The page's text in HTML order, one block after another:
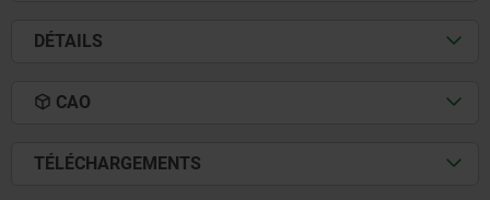
DÉTAILS
CAO
TÉLÉCHARGEMENTS